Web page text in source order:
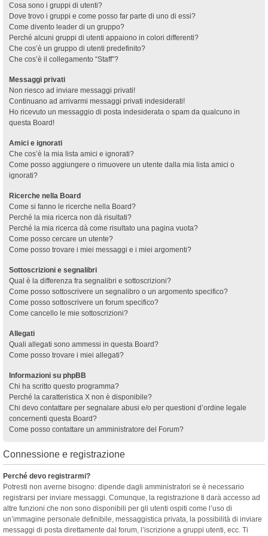
Cosa sono i gruppi di utenti?
Dove trovo i gruppi e come posso far parte di uno di essi?
Come divento leader di un gruppo?
Perché alcuni gruppi di utenti appaiono in colori differenti?
Che cos’è un gruppo di utenti predefinito?
Che cos’è il collegamento “Staff”?
Messaggi privati
Non riesco ad inviare messaggi privati!
Continuano ad arrivarmi messaggi privati indesiderati!
Ho ricevuto un messaggio di posta indesiderata o spam da qualcuno in
questa Board!
Amici e ignorati
Che cos’è la mia lista amici e ignorati?
Come posso aggiungere o rimuovere un utente dalla mia lista amici o
ignorati?
Ricerche nella Board
Come si fanno le ricerche nella Board?
Perché la mia ricerca non dà risultati?
Perché la mia ricerca dà come risultato una pagina vuota?
Come posso cercare un utente?
Come posso trovare i miei messaggi e i miei argomenti?
Sottoscrizioni e segnalibri
Qual è la differenza fra segnalibri e sottoscrizioni?
Come posso sottoscrivere un segnalibro o un argomento specifico?
Come posso sottoscrivere un forum specifico?
Come cancello le mie sottoscrizioni?
Allegati
Quali allegati sono ammessi in questa Board?
Come posso trovare i miei allegati?
Informazioni su phpBB
Chi ha scritto questo programma?
Perché la caratteristica X non è disponibile?
Chi devo contattare per segnalare abusi e/o per questioni d’ordine legale
concernenti questa Board?
Come posso contattare un amministratore del Forum?
Connessione e registrazione
Perché devo registrarmi?
Potresti non averne bisogno: dipende dagli amministratori se è necessario
registrarsi per inviare messaggi. Comunque, la registrazione ti darà accesso ad
altre funzioni che non sono disponibili per gli utenti ospiti come l’uso di
un’immagine personale definibile, messaggistica privata, la possibilità di inviare
messaggi di posta direttamente dal forum, l’iscrizione a gruppi utenti, ecc. Ti